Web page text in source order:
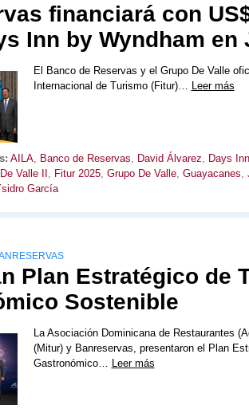
financiará con
Inn by Wyndham en
El Banco de Reservas y el Grupo De Valle
Internacional de Turismo (Fitur)…
Leer más
AILA, Banco de Reservas David Álvarez Days
Valle II Fitur 2025, Grupo De Valle, Guayacanes
García
Plan Estratégico de
Sostenible
La Asociación Dominicana de Restaurantes
(Mitur) y Banreservas, presentaron el Plan
Gastronómico…
Leer más